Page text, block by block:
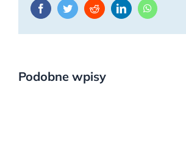
FacebookTwitterRedditLinkedIn
Podobne wpisy